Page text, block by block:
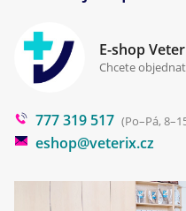
Cookies a podmínky
Klinika Prostějov
Poradna
Blog
E-shop
Chcete
777 319 517 (Po–Pá,
eshop@veterix.cz